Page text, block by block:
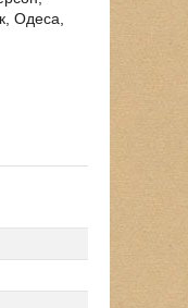
Одеса,